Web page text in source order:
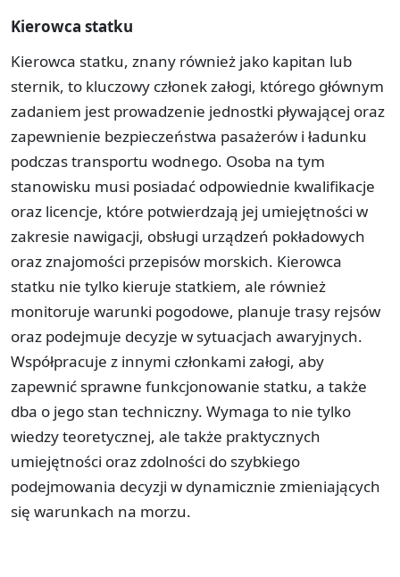
Kierowca statku
Kierowca statku, znany również jako kapitan lub
sternik, to kluczowy członek załogi, którego głównym
zadaniem jest prowadzenie jednostki pływającej oraz
zapewnienie bezpieczeństwa pasażerów i ładunku
podczas transportu wodnego. Osoba na tym
stanowisku musi posiadać odpowiednie kwalifikacje
oraz licencje, które potwierdzają jej umiejętności w
zakresie nawigacji, obsługi urządzeń pokładowych
oraz znajomości przepisów morskich. Kierowca
statku nie tylko kieruje statkiem, ale również
monitoruje warunki pogodowe, planuje trasy rejsów
oraz podejmuje decyzje w sytuacjach awaryjnych.
Współpracuje z innymi członkami załogi, aby
zapewnić sprawne funkcjonowanie statku, a także
dba o jego stan techniczny. Wymaga to nie tylko
wiedzy teoretycznej, ale także praktycznych
umiejętności oraz zdolności do szybkiego
podejmowania decyzji w dynamicznie zmieniających
się warunkach na morzu.